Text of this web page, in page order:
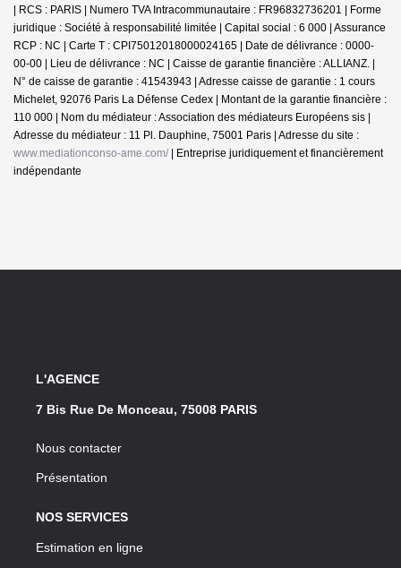
| RCS : PARIS | Numero TVA Intracommunautaire : FR96832736201 | Forme
juridique : Société à responsabilité limitée | Capital social : 6 000 | Assurance
RCP : NC | Carte T : CPI75012018000024165 | Date de délivrance : 0000-
00-00 | Lieu de délivrance : NC | Caisse de garantie financière : ALLIANZ. |
N° de caisse de garantie : 41543943 | Adresse caisse de garantie : 1 cours
Michelet, 92076 Paris La Défense Cedex | Montant de la garantie financière :
110 000 | Nom du médiateur : Association des médiateurs Européens sis |
Adresse du médiateur : 11 Pl. Dauphine, 75001 Paris | Adresse du site :
www.mediationconso-ame.com/ | Entreprise juridiquement et financièrement
indépendante
L'AGENCE
7 Bis Rue De Monceau, 75008 PARIS
Nous contacter
Présentation
NOS SERVICES
Estimation en ligne